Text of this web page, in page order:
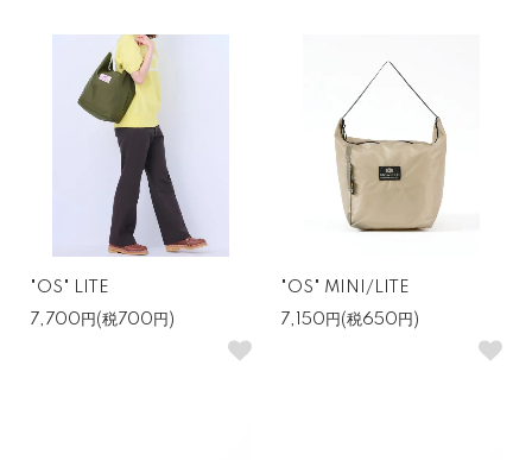
"OS" LITE
7,700円(税700円)
"OS" MINI/LITE
7,150円(税650円)